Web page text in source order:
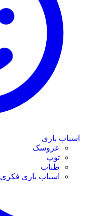
اسباب بازی
عروسک
توپ
طناب
اسباب بازی فکری